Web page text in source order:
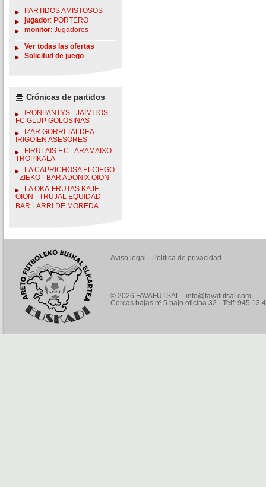
PARTIDOS AMISTOSOS
jugador: PORTERO
monitor: Jugadores
Ver todas las ofertas
Solicitud de juego
Crónicas de partidos
IRONPANTYS - JAIMITOS
FC GLUP GOLOSINAS
IZAR GORRI TALDEA -
IRIGOIEN ASESORES
FIRULAIS F.C - ARAMAIXO
TROPIKALA
LA CAPRICHOSA ELCIEGO
- ZIEKO - BAR ADONIX OION
LA OKA-FRUTAS KAJE
OION - TRUJAL EQUIDAD -
BAR LARRI DE MOREDA
Aviso legal · Política de privacidad
© 2026 FAVAFUTSAL · info@favafutsal.com
Cercas bajas nº 5 bajo oficina 32 · Telf: